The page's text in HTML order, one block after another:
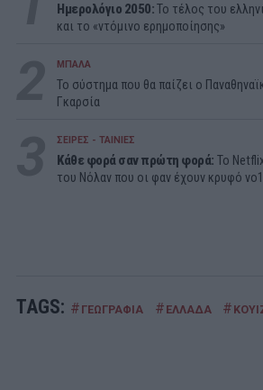
Ημερολόγιο 2050:To τέλος του
και το «ντόμινο ερημοποίησης»
ΜΠΑΛΑ
Το σύστημα που θα παίζει ο
Γκαρσία
ΣΕΙΡΕΣ - ΤΑΙΝΙΕΣ
Κάθε φορά σαν πρώτη φορά: Το
του Νόλαν που οι φαν έχουν κρυφό
TAGS: # ΓΕΩΓΡΑΦΙΑ # ΕΛΛΑΔΑ #